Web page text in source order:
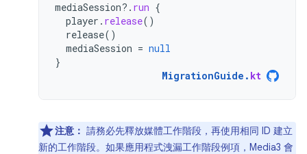
mediaSession?. run {
player . release()
release()
mediaSession = null
}
MigrationGuide . kt
注意： 請務必先釋放媒體工作階段，再使用相同 ID 建立
新的工作階段。如果應用程式洩漏工作階段例項，Media3 會